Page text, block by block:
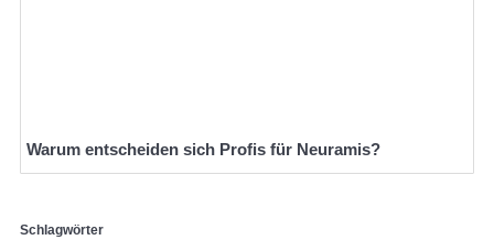
Warum entscheiden sich Profis für Neuramis?
Schlagwörter